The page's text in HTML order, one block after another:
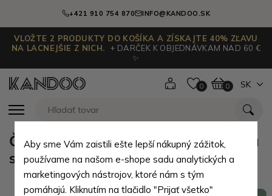
+421 910 754 870 INFO@KANDOO.SK
VLOŽTE 2 PRODUKTY DO KOŠÍKA A ZÍSKAJTE 40% ZĽAVU
NA LACNEJŠIE Z NICH.
+ DARČEK K OBJEDNÁVKAM NAD 60 €
✨
0 0 SK
Čierna dámska kožená dokladovka
s motívom croco Sanela
Aby sme Vám zaistili ešte lepší nákupný zážitok,
používame na našom e-shope sadu analytických a
marketingových nástrojov, ktoré nám s tým
pomáhajú. Kliknutím na tlačidlo "Prijať všetko"